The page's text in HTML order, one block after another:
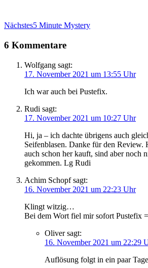
NächstesNächster
5 Minute Mystery
6 Kommentare
Wolfgang sagt:
17. November 2021 um 13:55 Uhr
Ich war auch bei Pustefix.
Rudi sagt:
17. November 2021 um 10:27 Uhr
Hi, ja – ich dachte übrigens auch
Seifenblasen. Danke für den Review.
auch schon her kauft, sind aber noch
gekommen. Lg Rudi
Achim Schopf sagt:
16. November 2021 um 22:23 Uhr
Klingt witzig…
Bei dem Wort fiel mir sofort Pustefix
Oliver sagt:
16. November 2021 um 22:29
Auflösung folgt in ein paar